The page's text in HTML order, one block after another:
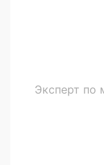
Эксперт по